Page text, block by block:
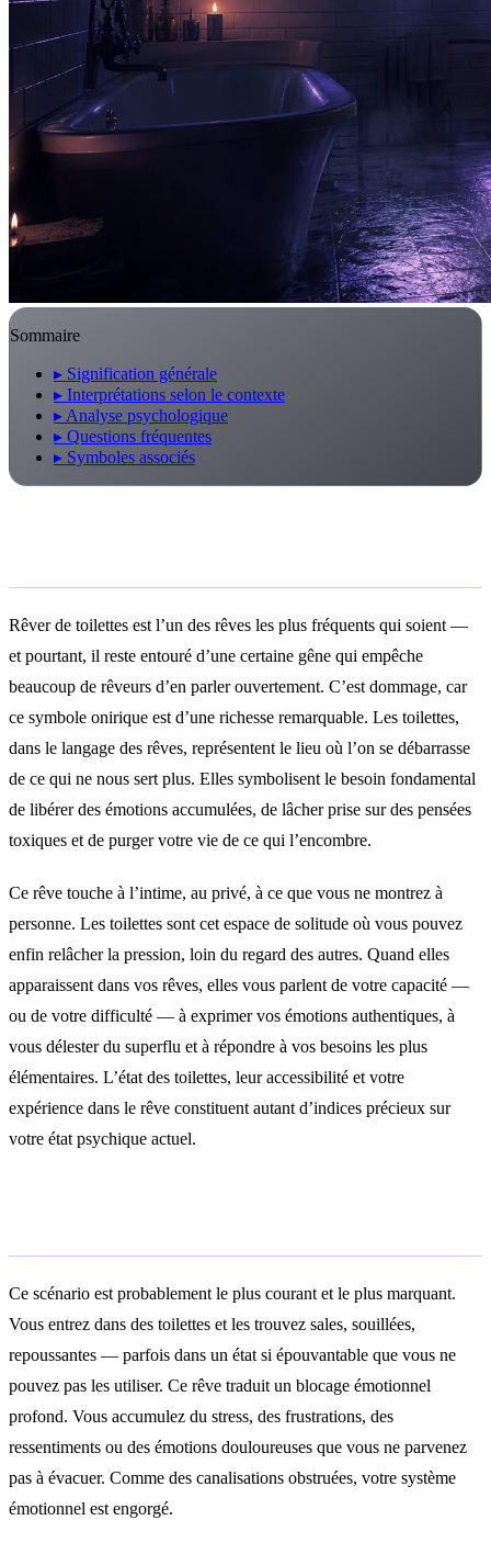
Sommaire
▸ Signification générale
▸ Interprétations selon le contexte
▸ Analyse psychologique
▸ Questions fréquentes
▸ Symboles associés
Rêver de toilettes est l’un des rêves les plus fréquents qui soient —
et pourtant, il reste entouré d’une certaine gêne qui empêche
beaucoup de rêveurs d’en parler ouvertement. C’est dommage, car
ce symbole onirique est d’une richesse remarquable. Les toilettes,
dans le langage des rêves, représentent le lieu où l’on se débarrasse
de ce qui ne nous sert plus. Elles symbolisent le besoin fondamental
de libérer des émotions accumulées, de lâcher prise sur des pensées
toxiques et de purger votre vie de ce qui l’encombre.
Ce rêve touche à l’intime, au privé, à ce que vous ne montrez à
personne. Les toilettes sont cet espace de solitude où vous pouvez
enfin relâcher la pression, loin du regard des autres. Quand elles
apparaissent dans vos rêves, elles vous parlent de votre capacité —
ou de votre difficulté — à exprimer vos émotions authentiques, à
vous délester du superflu et à répondre à vos besoins les plus
élémentaires. L’état des toilettes, leur accessibilité et votre
expérience dans le rêve constituent autant d’indices précieux sur
votre état psychique actuel.
Ce scénario est probablement le plus courant et le plus marquant.
Vous entrez dans des toilettes et les trouvez sales, souillées,
repoussantes — parfois dans un état si épouvantable que vous ne
pouvez pas les utiliser. Ce rêve traduit un blocage émotionnel
profond. Vous accumulez du stress, des frustrations, des
ressentiments ou des émotions douloureuses que vous ne parvenez
pas à évacuer. Comme des canalisations obstruées, votre système
émotionnel est engorgé.